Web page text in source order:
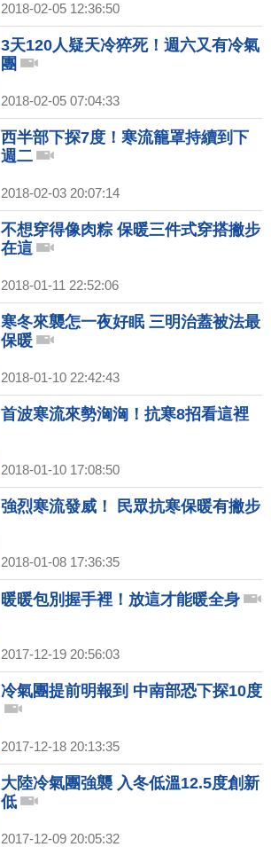
2018-02-05 12:36:50
3天120人疑天冷猝死！週六又有冷氣
團
2018-02-05 07:04:33
西半部下探7度！寒流籠罩持續到下
週二
2018-02-03 20:07:14
不想穿得像肉粽 保暖三件式穿搭撇步
在這
2018-01-11 22:52:06
寒冬來襲怎一夜好眠 三明治蓋被法最
保暖
2018-01-10 22:42:43
首波寒流來勢洶洶！抗寒8招看這裡
2018-01-10 17:08:50
強烈寒流發威！ 民眾抗寒保暖有撇步
2018-01-08 17:36:35
暖暖包別握手裡！放這才能暖全身
2017-12-19 20:56:03
冷氣團提前明報到 中南部恐下探10度
2017-12-18 20:13:35
大陸冷氣團強襲 入冬低溫12.5度創新
低
2017-12-09 20:05:32